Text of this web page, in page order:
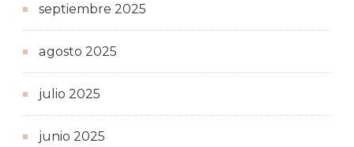
septiembre 2025
agosto 2025
julio 2025
junio 2025